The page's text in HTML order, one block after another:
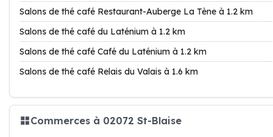
Salons de thé café Restaurant-Auberge La Tène à 1.2 km
Salons de thé café du Laténium à 1.2 km
Salons de thé café Café du Laténium à 1.2 km
Salons de thé café Relais du Valais à 1.6 km
Commerces à 02072 St-Blaise